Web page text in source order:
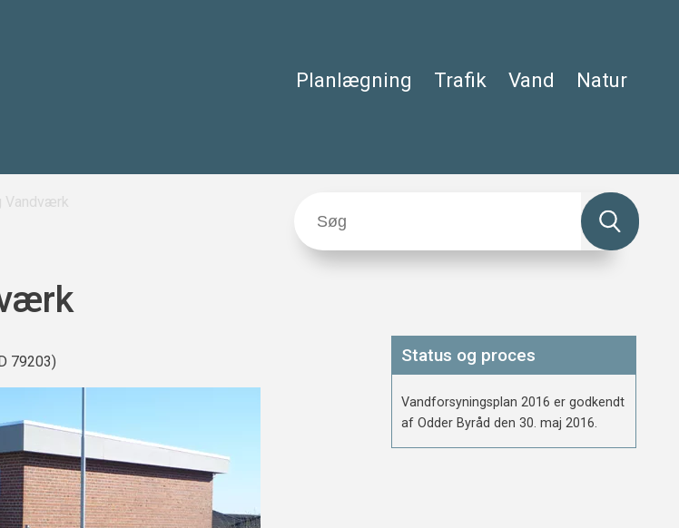
Planlægning Trafik Vand Natur
Vandværk
79203) Status og proces
Vandforsyningsplan 2016 er godkendt
af Odder Byråd den 30. maj 2016.